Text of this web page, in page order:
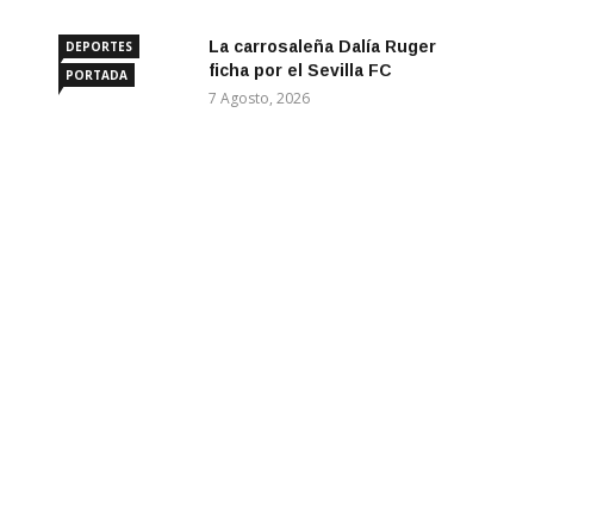
DEPORTES
PORTADA
La carrosaleña Dalía Ruger
ficha por el Sevilla FC
7 Agosto, 2026